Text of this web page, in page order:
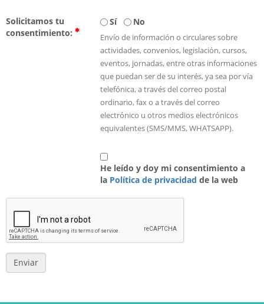
Solicitamos tu
consentimiento:
Sí No
Envío de información o circulares sobre
actividades, convenios, legislación, cursos,
eventos, jornadas, entre otras informaciones
que puedan ser de su interés, ya sea por vía
telefónica, a través del correo postal
ordinario, fax o a través del correo
electrónico u otros medios electrónicos
equivalentes (SMS/MMS, WHATSAPP).
He leído y doy mi consentimiento a
la Política de privacidad de la web